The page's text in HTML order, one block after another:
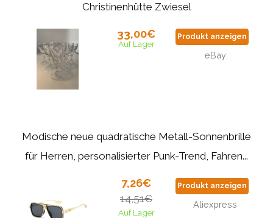
Christinenhütte Zwiesel
33,00€
Auf Lager
Produkt anzeigen
eBay
Modische neue quadratische Metall-Sonnenbrille
für Herren, personalisierter Punk-Trend, Fahren...
7,26€
14,51€
Auf Lager
Produkt anzeigen
Aliexpress